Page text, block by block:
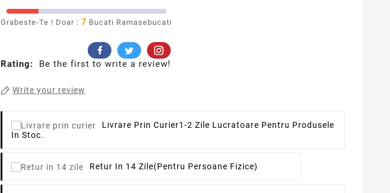
Grabeste-Te ! Doar : 7 Bucati Ramasebucati
Rating: Be the first to write a review!
Write your review
Livrare Prin Curier1-2 Zile Lucratoare Pentru Produsele
In Stoc.
Retur In 14 Zile(pentru Persoane Fizice)